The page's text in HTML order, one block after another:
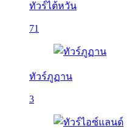
ทัวร์ไต้หวัน
71
ทัวร์ภูฏาน
3